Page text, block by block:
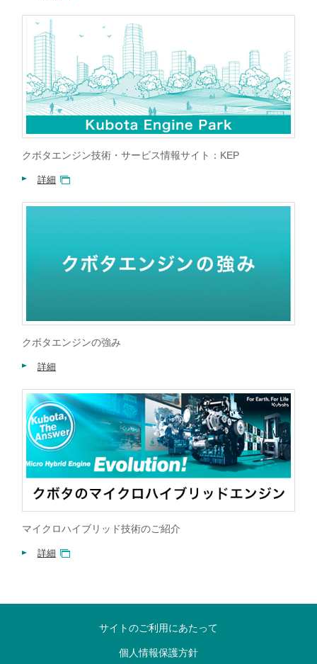
クボタエンジン技術・サービス情報サイト：KEP
詳細
クボタエンジンの強み
詳細
マイクロハイブリッド技術のご紹介
詳細
サイトのご利用にあたって
個人情報保護方針